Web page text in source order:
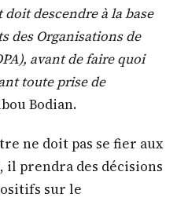
descendre à la base
des Organisations de
avant de faire quoi
toute prise de
Bodian.
ne doit pas se fier aux
il prendra des décisions
sur le